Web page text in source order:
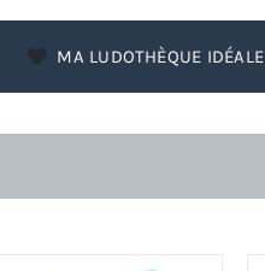
MA LUDOTHÈQUE IDÉALE